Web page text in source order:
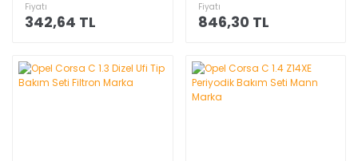
Fiyatı
342,64 TL
Fiyatı
846,30 TL